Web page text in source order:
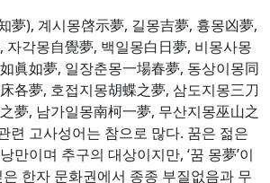
夢), 계시몽啓示夢, 길몽吉夢, 흉몽凶夢,
자각몽自覺夢, 백일몽白日夢, 비몽사몽
眞如夢, 일장춘몽一場春夢, 동상이몽同
各夢, 호접지몽胡蝶之夢, 삼도지몽三刀
夢, 남가일몽南柯一夢, 무산지몽巫山之
련 고사성어는 참으로 많다. 꿈은 젊은
만이며 추구의 대상이지만, ‘꿈 몽夢’이
한자 문화권에서 종종 부질없음과 무